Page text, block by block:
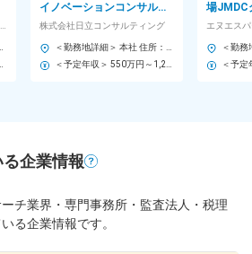
イノベーションコンサルタ
ント◆ヘルスケア業界の変
革を支援／在宅勤務可
株式会社日立コンサルティング
場JMDC
とんど
療業界
エヌエス
企業情報
チ業界・専門事務所・監査法人・税理
る企業情報です。